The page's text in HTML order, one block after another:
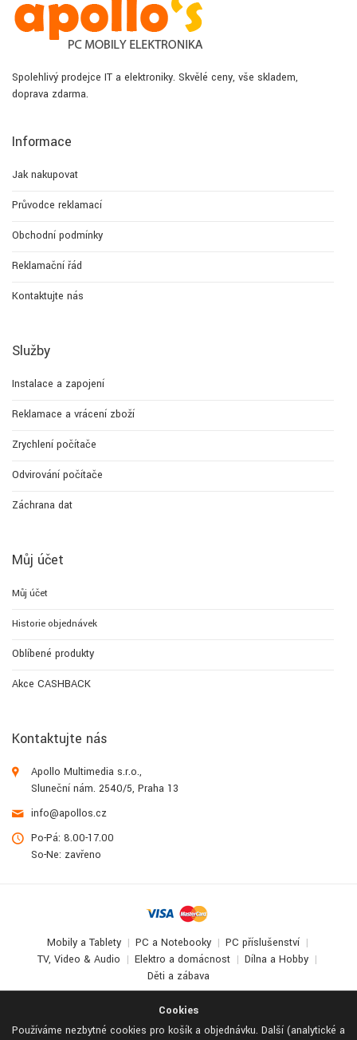
Cookies
Používáme nezbytné cookies pro košík a objednávku. Další (analytické a
Spolehlivý prodejce IT a elektroniky. Skvělé ceny, vše skladem,
doprava zdarma.
Informace
Jak nakupovat
Průvodce reklamací
Obchodní podmínky
Reklamační řád
Kontaktujte nás
Služby
Instalace a zapojení
Reklamace a vrácení zboží
Zrychlení počítače
Odvirování počítače
Záchrana dat
Můj účet
Můj účet
Historie objednávek
Oblíbené produkty
Akce CASHBACK
Kontaktujte nás
Apollo Multimedia s.r.o.,
Sluneční nám. 2540/5, Praha 13
info@apollos.cz
Po-Pá: 8.00-17.00
So-Ne: zavřeno
Mobily a Tablety PC a Notebooky
PC příslušenství
TV, Video & Audio
Elektro a domácnost
Dílna a Hobby
Děti a zábava